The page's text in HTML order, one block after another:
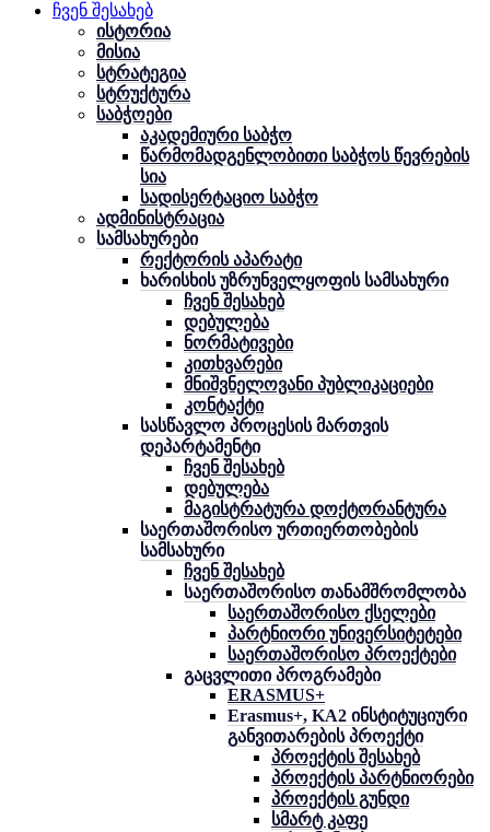
ჩვენ შესახებ
ისტორია
მისია
სტრატეგია
სტრუქტურა
საბჭოები
აკადემიური საბჭო
წარმომადგენლობითი საბჭოს წევრების
სია
სადისერტაციო საბჭო
ადმინისტრაცია
სამსახურები
რექტორის აპარატი
ხარისხის უზრუნველყოფის სამსახური
ჩვენ შესახებ
დებულება
ნორმატივები
კითხვარები
მნიშვნელოვანი პუბლიკაციები
კონტაქტი
სასწავლო პროცესის მართვის
დეპარტამენტი
ჩვენ შესახებ
დებულება
მაგისტრატურა დოქტორანტურა
საერთაშორისო ურთიერთობების
სამსახური
ჩვენ შესახებ
საერთაშორისო თანამშრომლობა
საერთაშორისო ქსელები
პარტნიორი უნივერსიტეტები
საერთაშორისო პროექტები
გაცვლითი პროგრამები
ERASMUS+
Erasmus+, KA2 ინსტიტუციური
განვითარების პროექტი
პროექტის შესახებ
პროექტის პარტნიორები
პროექტის გუნდი
სმარტ კაფე